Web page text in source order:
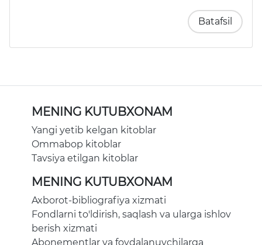
Batafsil
MENING KUTUBXONAM
Yangi yetib kelgan kitoblar
Ommabop kitoblar
Tavsiya etilgan kitoblar
MENING KUTUBXONAM
Axborot-bibliografiya xizmati
Fondlarni to'ldirish, saqlash va ularga ishlov
berish xizmati
Abonementlar va foydalanuvchilarga